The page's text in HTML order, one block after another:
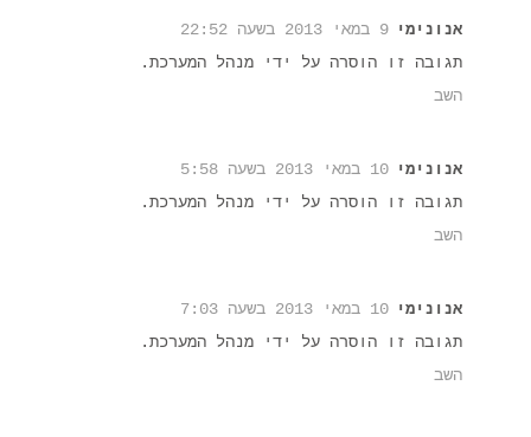
אנונימי 9 במאי 2013 בשעה 22:52
תגובה זו הוסרה על ידי מנהל המערכת.
השב
אנונימי 10 במאי 2013 בשעה 5:58
תגובה זו הוסרה על ידי מנהל המערכת.
השב
אנונימי 10 במאי 2013 בשעה 7:03
תגובה זו הוסרה על ידי מנהל המערכת.
השב